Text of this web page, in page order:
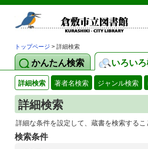
トップページ > 詳細検索
かんたん検索 いろい
詳細検索 著者名検索 ジャンル検索
詳細検索
詳細な条件を設定して、蔵書を検索するこ
検索条件